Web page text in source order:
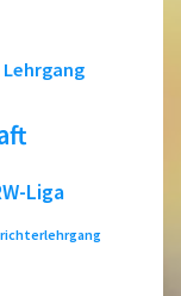
Lehrgang
Liga